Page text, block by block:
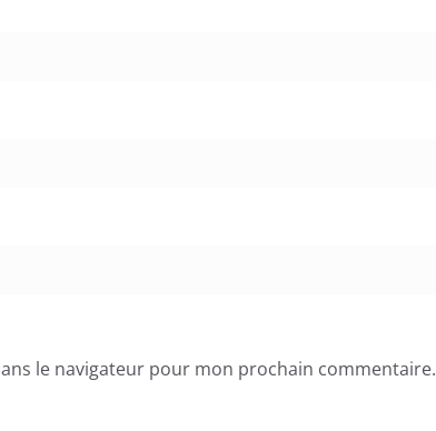
le navigateur pour mon prochain commentaire.